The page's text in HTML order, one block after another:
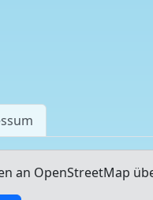
an OpenStreetMap